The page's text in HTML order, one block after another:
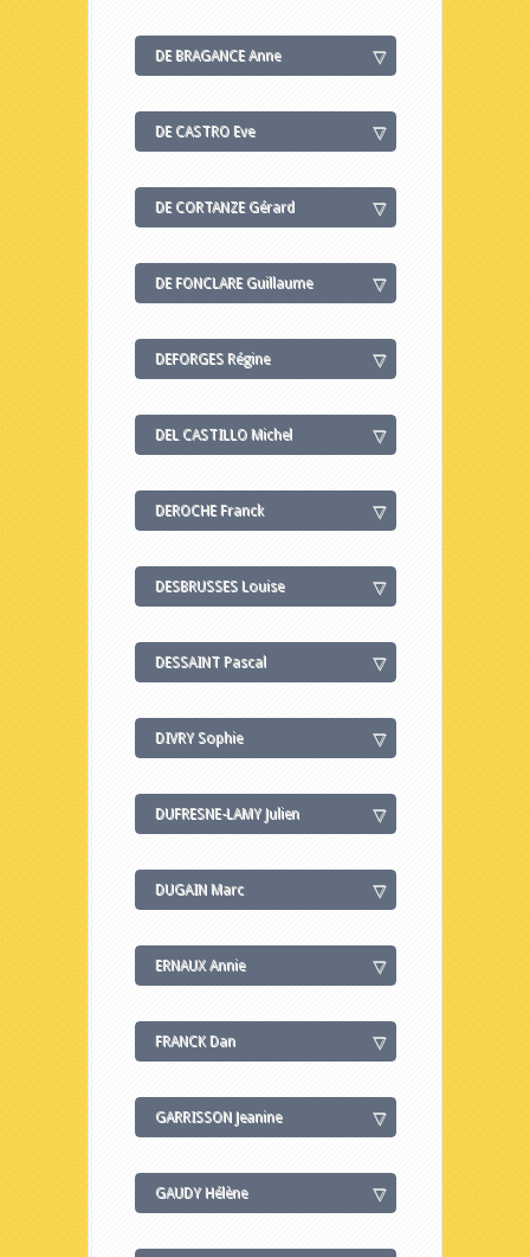
DE BRAGANCE Anne
DE CASTRO Eve
DE CORTANZE Gérard
DE FONCLARE Guillaume
DEFORGES Régine
DEL CASTILLO Michel
DEROCHE Franck
DESBRUSSES Louise
DESSAINT Pascal
DIVRY Sophie
DUFRESNE-LAMY Julien
DUGAIN Marc
ERNAUX Annie
FRANCK Dan
GARRISSON Jeanine
GAUDY Hélène